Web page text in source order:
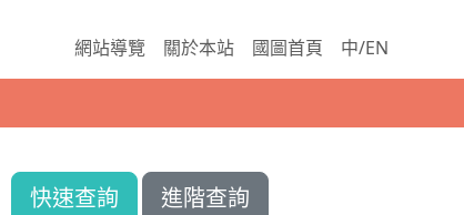
網站導覽 關於本站 國圖首頁 中/EN
快速查詢 進階查詢